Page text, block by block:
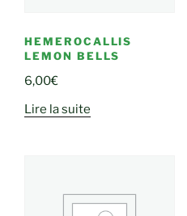
HEMEROCALLIS
LEMON BELLS
6,00€
Lire la suite